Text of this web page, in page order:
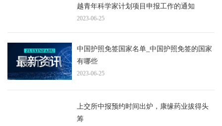
越青年科学家计划项目申报工作的通知
2023-06-25
中国护照免签国家名单_中国护照免签的国家
有哪些
2023-06-25
上交所中报预约时间出炉，康缘药业拔得头
筹